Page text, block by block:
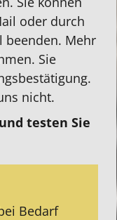
oder durch
beenden. Mehr
Sie
nicht.
testen Sie
Bedarf